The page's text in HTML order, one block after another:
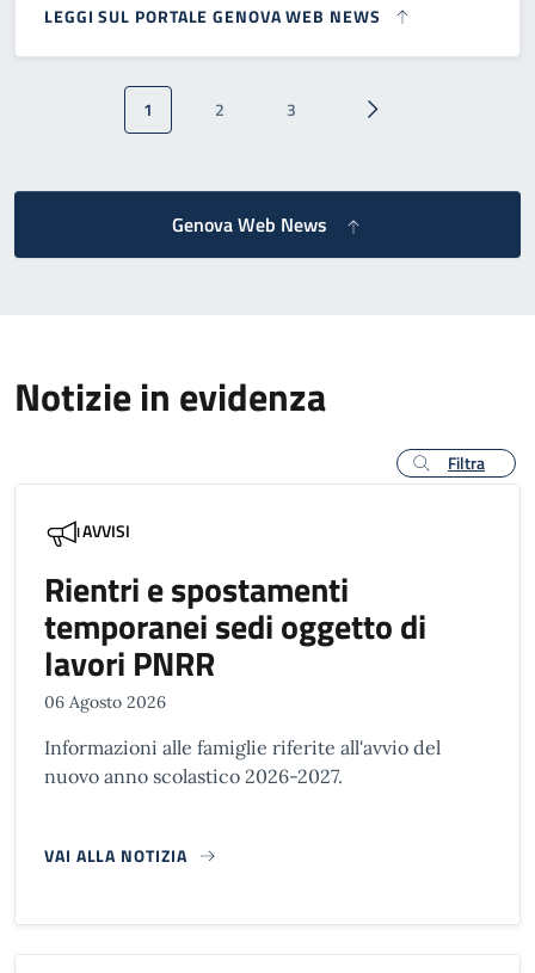
LEGGI SUL PORTALE GENOVA WEB NEWS
Paginazione
Pagina attuale
1 Pagina
2 Pagina
3 Pagina successiva
Genova Web News
Notizie in evidenza
Filtra
AVVISI
Rientri e spostamenti
temporanei sedi oggetto di
lavori PNRR
06 Agosto 2026
Informazioni alle famiglie riferite all'avvio del
nuovo anno scolastico 2026-2027.
VAI ALLA NOTIZIA